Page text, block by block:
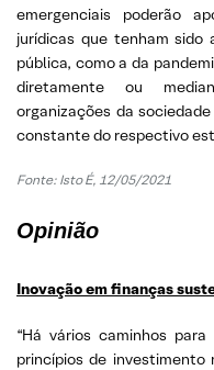
emergenciais poderão
jurídicas que tenham sido
pública, como a da
diretamente ou
organizações da
constante do respectivo
Fonte: Isto É, 12/05/2021
Opinião
Inovação em finanças
“Há vários caminhos
princípios de investimento